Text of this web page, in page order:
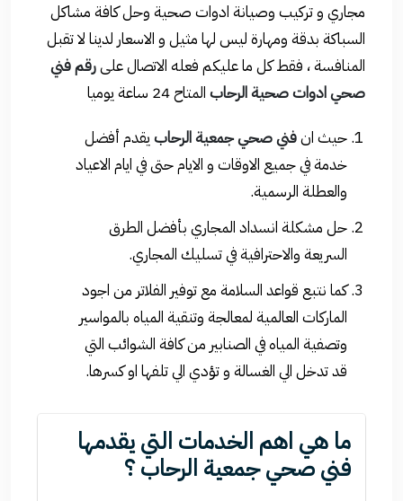
مجاري و تركيب وصيانة ادوات صحية وحل كافة مشاكل
السباكة بدقة ومهارة ليس لها مثيل و الاسعار لدينا لا تقبل
المنافسة ، فقط كل ما عليكم فعله الاتصال علىرقم فني
صحي ادوات صحية الرحاب المتاح 24 ساعة يوميا
حيث انفني صحي جمعية الرحاب يقدم أفضل
خدمة في جميع الاوقات و الايام حتى في ايام الاعياد
والعطلة الرسمية.
حل مشكلة انسداد المجاري بأفضل الطرق
السريعة والاحترافية في تسليك المجاري.
كما نتبع قواعد السلامة مع توفير الفلاتر من اجود
الماركات العالمية لمعالجة وتنقية المياه بالمواسير
وتصفية المياه في الصنابير من كافة الشوائب التي
قد تدخل الي الغسالة و تؤدي الي تلفها او كسرها.
ما هي اهم الخدمات التي يقدمها
فني صحي جمعية الرحاب ؟